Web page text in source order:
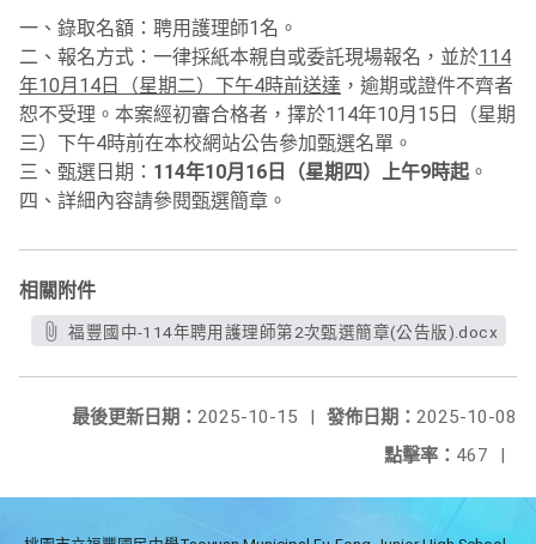
一、錄取名額：聘用護理師1名。
二、報名方式：一律採紙本親自或委託現場報名，並於114
年10月14日（星期二）下午4時前送達 ，逾期或證件不齊者
恕不受理。本案經初審合格者，擇於114年10月15日（星期
三）下午4時前在本校網站公告參加甄選名單。
三、甄選日期： 114年10月16日（星期四）上午9時起。
四、詳細內容請參閱甄選簡章。
相關附件
福豐國中-114年聘用護理師第2次甄選簡章(公告版).docx
發佈日期： 2025-10-08
最後更新日期： 2025-10-15
|
點擊率： 467 |